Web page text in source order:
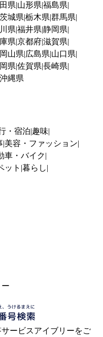
県 山形県 福島県
茨城県 栃木県 群馬県
県 福井県 静岡県
県 京都府滋賀県
岡山県 広島県 山口県
県 佐賀県 長崎県
沖縄県
・宿泊 趣味
美容・ファッション
車・バイク
ット 暮らし
ービスアイブリーをご